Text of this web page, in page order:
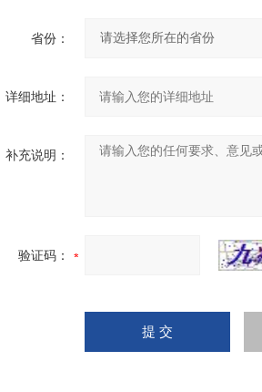
省份：
详细地址：
补充说明：
验证码：